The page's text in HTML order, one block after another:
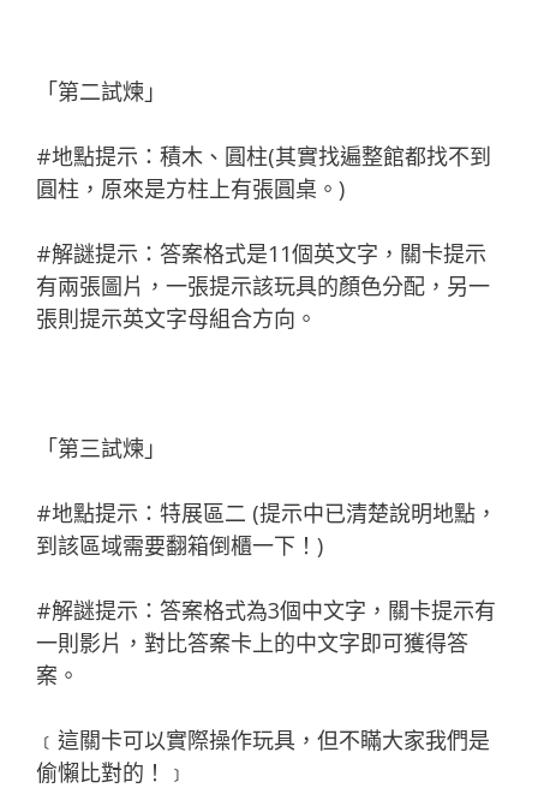
「第二試煉」
#地點提示：積木、圓柱(其實找遍整館都找不到
圓柱，原來是方柱上有張圓桌。)
#解謎提示：答案格式是11個英文字，關卡提示
有兩張圖片，一張提示該玩具的顏色分配，另一
張則提示英文字母組合方向。
「第三試煉」
#地點提示：特展區二 (提示中已清楚說明地點，
到該區域需要翻箱倒櫃一下！)
#解謎提示：答案格式為3個中文字，關卡提示有
一則影片，對比答案卡上的中文字即可獲得答
案。
﹝這關卡可以實際操作玩具，但不瞞大家我們是
偷懶比對的！﹞